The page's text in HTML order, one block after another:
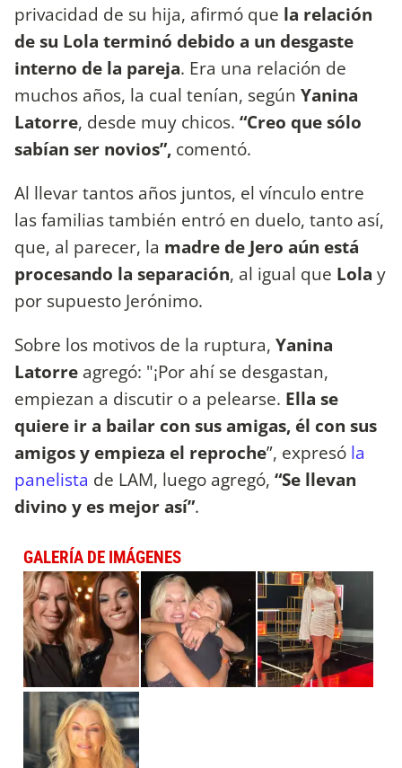
privacidad de su hija, afirmó que la relación
de su Lola terminó debido a un desgaste
interno de la pareja. Era una relación de
muchos años, la cual tenían, según Yanina
Latorre, desde muy chicos. “Creo que sólo
sabían ser novios”, comentó.
Al llevar tantos años juntos, el vínculo entre
las familias también entró en duelo, tanto así,
que, al parecer, la madre de Jero aún está
procesando la separación, al igual que Lola y
por supuesto Jerónimo.
Sobre los motivos de la ruptura, Yanina
Latorre agregó: "¡Por ahí se desgastan,
empiezan a discutir o a pelearse. Ella se
quiere ir a bailar con sus amigas, él con sus
amigos y empieza el reproche”, expresó la
panelista de LAM, luego agregó, “Se llevan
divino y es mejor así”.
GALERÍA DE IMÁGENES